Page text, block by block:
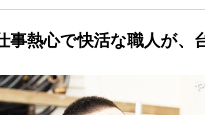
事熱心で快活な職人が、